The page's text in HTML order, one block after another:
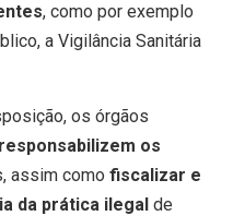
, como por exemplo
a Vigilância Sanitária
os órgãos
os
assim como fiscalizar e
da prática ilegalde